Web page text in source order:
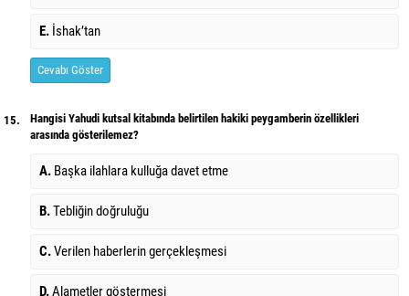
E. İshak’tan
Cevabı Göster
15.
Hangisi Yahudi kutsal kitabında belirtilen hakiki peygamberin özellikleri
arasında gösterilemez?
A. Başka ilahlara kulluğa davet etme
B.Tebliğin doğruluğu
C.Verilen haberlerin gerçekleşmesi
D.Alametler göstermesi